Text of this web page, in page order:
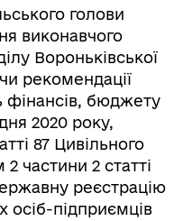
голови
виконавчого
Вороньківської
рекомендації
фінансів, бюджету
2020 року,
87 Цивільного
частини 2 статті
реєстрацію
осіб-підприємців